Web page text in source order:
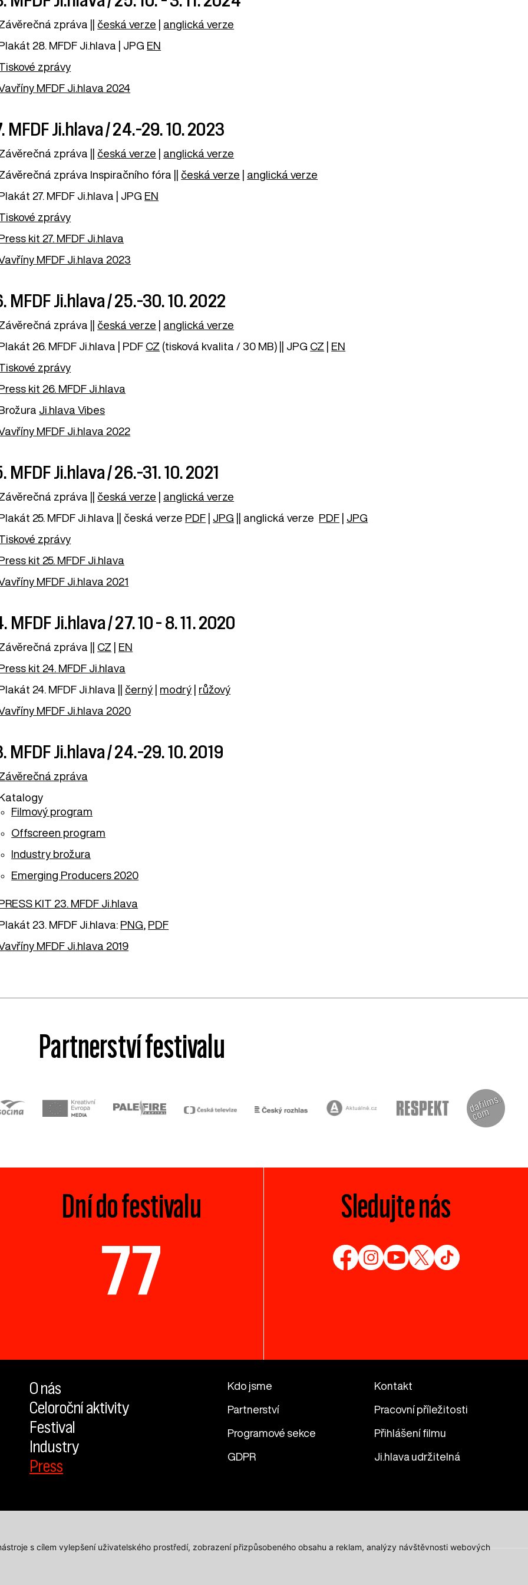
s cílem vylepšení uživatelského prostředí, zobrazení přizpůsobeného obsahu a reklam, analýzy návštěvnosti webových
zpráva || česká verze
anglická verze
28. MFDF Ji.hlava | JPG EN
zprávy
MFDF Ji.hlava 2024
MFDF Ji.hlava / 24.–29. 10. 2023
zpráva || česká verze
anglická verze
zpráva Inspiračního fóra || česká verze
anglická verze
27. MFDF Ji.hlava | JPG EN
zprávy
kit 27. MFDF Ji.hlava
MFDF Ji.hlava 2023
MFDF Ji.hlava / 25.–30. 10. 2022
zpráva || česká verze
anglická verze
26. MFDF Ji.hlava | PDF CZ (tisková kvalita / 30 MB) || JPG CZ
EN
zprávy
kit 26. MFDF Ji.hlava
Ji.hlava Vibes
MFDF Ji.hlava 2022
MFDF Ji.hlava / 26.–31. 10. 2021
zpráva || česká verze
anglická verze
25. MFDF Ji.hlava || česká verze PDF JPG || anglická verze PDF
JPG
zprávy
kit 25. MFDF Ji.hlava
MFDF Ji.hlava 2021
MFDF Ji.hlava / 27. 10 – 8. 11. 2020
zpráva || CZ
EN
kit 24. MFDF Ji.hlava
24. MFDF Ji.hlava || černý modrý
růžový
MFDF Ji.hlava 2020
MFDF Ji.hlava / 24.–29. 10. 2019
zpráva
Filmový program
Offscreen program
Industry brožura
Emerging Producers 2020
KIT 23. MFDF Ji.hlava
23. MFDF Ji.hlava: PNG PDF
MFDF Ji.hlava 2019
Partnerství festivalu
Dní do festivalu
77
Sledujte nás
O nás
Celoroční aktivity
Festival
Industry
Press
Kdo jsme Kontakt
Partnerství Pracovní příležitosti
Programové sekce Přihlášení filmu
GDPR Ji.hlava udržitelná